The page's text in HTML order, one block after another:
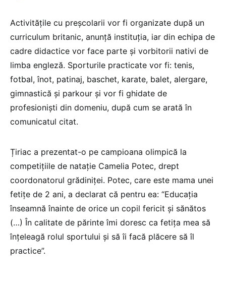
Activitățile cu preșcolarii vor fi organizate după un
curriculum britanic, anunță instituția, iar din echipa de
cadre didactice vor face parte și vorbitorii nativi de
limba engleză. Sporturile practicate vor fi: tenis,
fotbal, înot, patinaj, baschet, karate, balet, alergare,
gimnastică și parkour și vor fi ghidate de
profesioniști din domeniu, după cum se arată în
comunicatul citat.
Țiriac a prezentat-o pe campioana olimpică la
competițiile de natație Camelia Potec, drept
coordonatorul grădiniței. Potec, care este mama unei
fetițe de 2 ani, a declarat că pentru ea: “Educația
înseamnă înainte de orice un copil fericit și sănătos
(…) În calitate de părinte îmi doresc ca fetița mea să
înțeleagă rolul sportului și să îi facă plăcere să îl
practice”.